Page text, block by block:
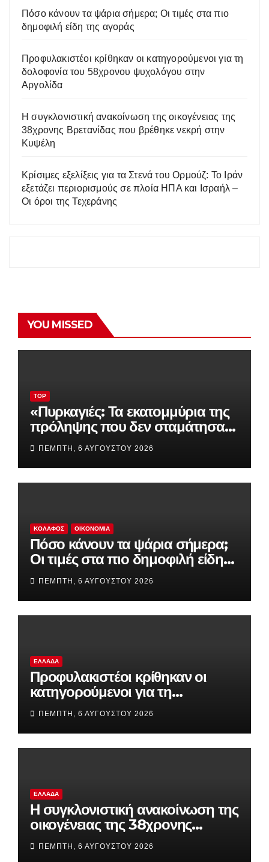
Πόσο κάνουν τα ψάρια σήμερα; Οι τιμές στα πιο
δημοφιλή είδη της αγοράς
Προφυλακιστέοι κρίθηκαν οι κατηγορούμενοι για τη
δολοφονία του 58χρονου ψυχολόγου στην
Αργολίδα
Η συγκλονιστική ανακοίνωση της οικογένειας της
38χρονης Βρετανίδας που βρέθηκε νεκρή στην
Κυψέλη
Κρίσιμες εξελίξεις για τα Στενά του Ορμούζ: Το Ιράν
εξετάζει περιορισμούς σε πλοία ΗΠΑ και Ισραήλ –
Οι όροι της Τεχεράνης
YOU MISSED
TOP
«Πυρκαγιές: Τα εκατομμύρια της
πρόληψης που δεν σταμάτησαν
την καταστροφή – Τι απέγιναν
drones, δορυφόροι και
συστήματα έγκαιρης
προειδοποίησης»
ΠΈΜΠΤΗ, 6 ΑΥΓΟΎΣΤΟΥ 2026
ΚΟΛΑΦΟΣ ΟΙΚΟΝΟΜΊΑ
Πόσο κάνουν τα ψάρια σήμερα;
Οι τιμές στα πιο δημοφιλή είδη
της αγοράς
ΠΈΜΠΤΗ, 6 ΑΥΓΟΎΣΤΟΥ 2026
ΕΛΛΆΔΑ
Προφυλακιστέοι κρίθηκαν οι
κατηγορούμενοι για τη
δολοφονία του 58χρονου
ψυχολόγου στην Αργολίδα
ΠΈΜΠΤΗ, 6 ΑΥΓΟΎΣΤΟΥ 2026
ΕΛΛΆΔΑ
Η συγκλονιστική ανακοίνωση της
οικογένειας της 38χρονης
Βρετανίδας που βρέθηκε νεκρή
στην Κυψέλη
ΠΈΜΠΤΗ, 6 ΑΥΓΟΎΣΤΟΥ 2026